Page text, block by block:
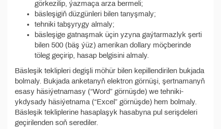
görkezilip, ýazmaça arza bermeli;
bäsleşigiň düzgünleri bilen tanyşmaly;
tehniki tabşyrygy almaly;
bäsleşige gatnaşmak üçin yzyna gaýtarmazlyk şerti
bilen 500 (bäş ýüz) amerikan dollary möçberinde
töleg geçirip, hasap belgisini almaly.
Bäsleşik teklipleri degişli möhür bilen kepillendirilen bukjada
bolmaly. Bukjada anketanyň elektron görnüşi, şertnamanyň
esasy häsiýetnamasy (“Word” görnüşde) we tehniki-
ykdysady häsiýetnama (“Excel” görnüşde) hem bolmaly.
Bäsleşik tekliplerine hasaplaşyk hasabyna pul serişdeleri
geçirilenden soň serediler.